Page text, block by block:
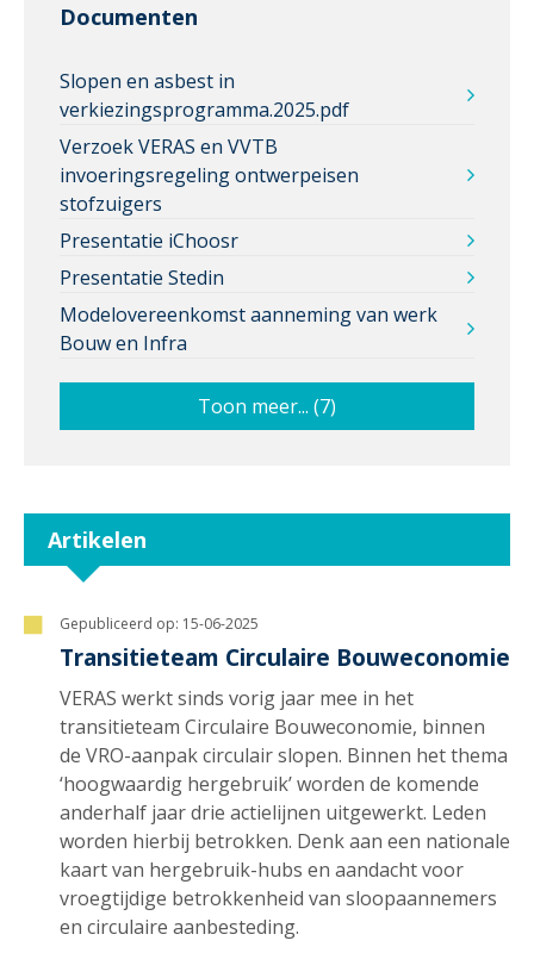
Documenten
Slopen en asbest in
verkiezingsprogramma.2025.pdf
Verzoek VERAS en VVTB
invoeringsregeling ontwerpeisen
stofzuigers
Presentatie iChoosr
Presentatie Stedin
Modelovereenkomst aanneming van werk
Bouw en Infra
Toon meer... (7)
Artikelen
Gepubliceerd op: 15-06-2025
Transitieteam Circulaire Bouweconomie
VERAS werkt sinds vorig jaar mee in het
transitieteam Circulaire Bouweconomie, binnen
de VRO-aanpak circulair slopen. Binnen het thema
‘hoogwaardig hergebruik’ worden de komende
anderhalf jaar drie actielijnen uitgewerkt. Leden
worden hierbij betrokken. Denk aan een nationale
kaart van hergebruik-hubs en aandacht voor
vroegtijdige betrokkenheid van sloopaannemers
en circulaire aanbesteding.